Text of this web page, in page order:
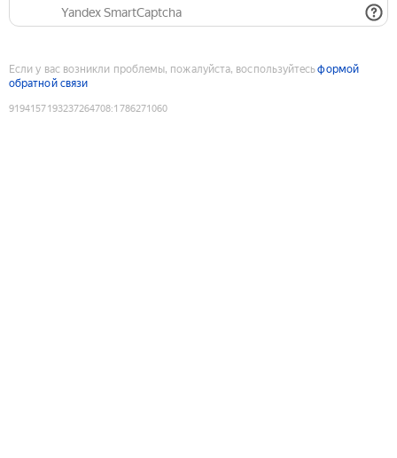
Yandex SmartCaptcha
Если у вас возникли проблемы, пожалуйста, воспользуйтесьформой
обратной связи
9194157193237264708:1786271060